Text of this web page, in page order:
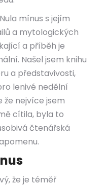
mínus s jejím
a mytologických
a příběh je
Našel jsem knihu
a představivosti,
lenivé nedělní
že nejvíce jsem
cítila, byla to
čtenářská
že je téměř